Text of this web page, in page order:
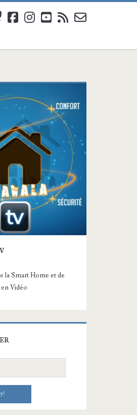
blueskyfacebook
instagram
youtube
rss email-
la Smart Home et de
Vidéo